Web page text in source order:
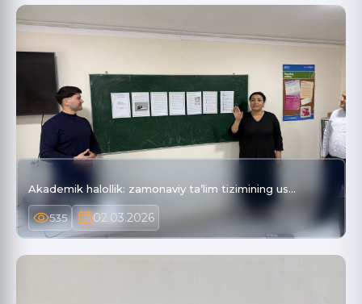
Akademik halollik: zamonaviy taʼlim tizimining us…
535 02.03.2026